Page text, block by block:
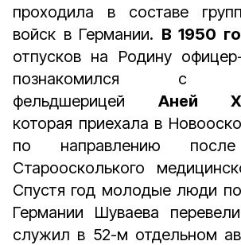
проходила в составе
войск в Германии. В 1950
отпусков на Родину
познакомился с
фельдшерицей Аней
которая приехала в
по направлению после
Староосколького
Спустя год молодые люди
Германии Шуваева
служил в 52-м отдельном